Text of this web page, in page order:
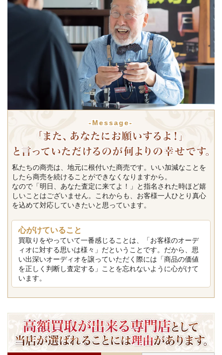
-Message-
私たちの商売は、地元に根付いた商売です。いい加減なことを
したら商売を続けることができなくなりますから。
なので「明日、あなた査定に来てよ！」と指名された時ほど嬉
しいことはございません。これからも、お客様一人ひとり真心
を込めて対応していきたいと思っています。
心がけていること
買取りをやっていて一番感じることは、「お客様のオーデ
ィオに対する思いは様々」だということです。だから、思
い出深いオーディオを譲っていただく際には「商品の価値
を正しく判断し査定する」ことを忘れないように心がけて
います。